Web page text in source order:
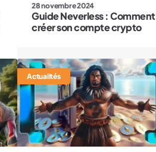
28 novembre 2024
Guide Neverless : Comment
créer son compte crypto
Actualités